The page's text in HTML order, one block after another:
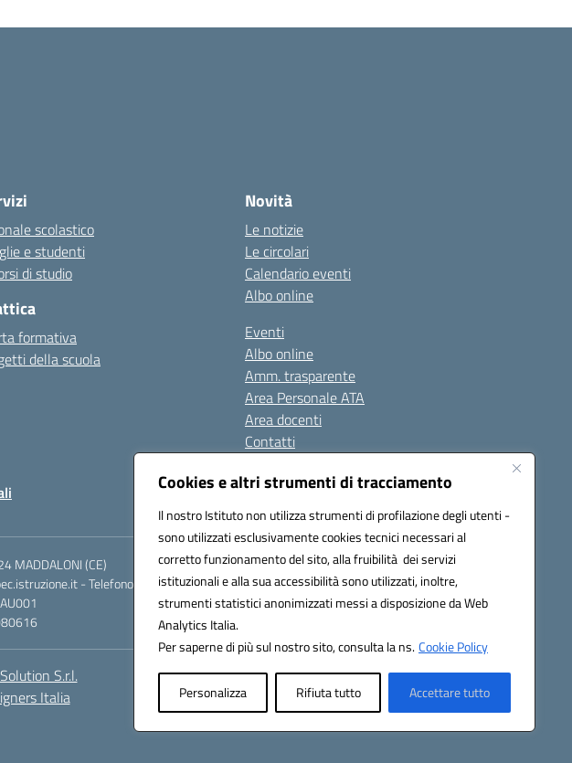
Cookies e altri strumenti di tracciamento
Il nostro Istituto non utilizza strumenti di profilazione degli utenti -
sono utilizzati esclusivamente cookies tecnici necessari al
corretto funzionamento del sito, alla fruibilità dei servizi
istituzionali e alla sua accessibilità sono utilizzati, inoltre,
strumenti statistici anonimizzati messi a disposizione da Web
Analytics Italia.
Per saperne di più sul nostro sito, consulta la ns.Cookie Policy
Personalizza Rifiuta tutto Accettare tutto
scolastico
e studenti
di studio
formativa
della scuola
Novità
Le notizie
Le circolari
Calendario eventi
Albo online
Eventi
Albo online
Amm. trasparente
Area Personale ATA
Area docenti
Contatti
MADDALONI (CE)
- Telefono: 0823408721
S.r.l.
Italia